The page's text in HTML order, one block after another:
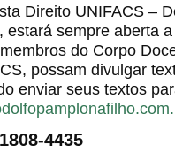
Direito UNIFACS –
estará sempre aberta
do Corpo
possam divulgar
enviar seus textos
4435